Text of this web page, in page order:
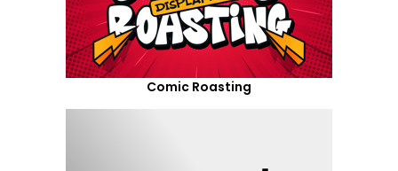
Comic Roasting